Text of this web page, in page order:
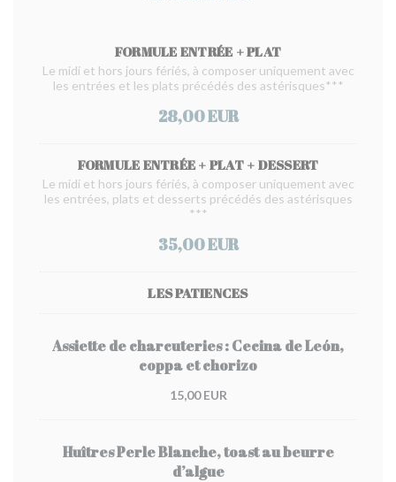
FORMULE ENTRÉE + PLAT
Le midi et hors jours fériés, à composer uniquement avec
les entrées et les plats précédés des astérisques***
28,00 EUR
FORMULE ENTRÉE + PLAT + DESSERT
Le midi et hors jours fériés, à composer uniquement avec
les entrées, plats et desserts précédés des astérisques
***
35,00 EUR
LES PATIENCES
Assiette de charcuteries : Cecina de León,
coppa et chorizo
15,00 EUR
Huîtres Perle Blanche, toast au beurre
d’algue